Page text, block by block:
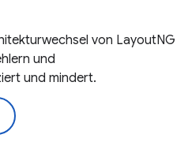
von LayoutNG
und
und mindert.